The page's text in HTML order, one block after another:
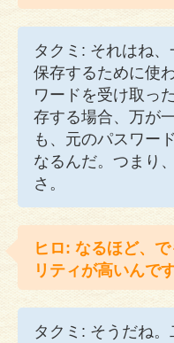
タクミ: それはね
保存するために使
ワードを受け取っ
存する場合、万が
も、元のパスワー
なるんだ。つまり
さ。
ヒロ: なるほど、
リティが高いんで
タクミ: そうだね